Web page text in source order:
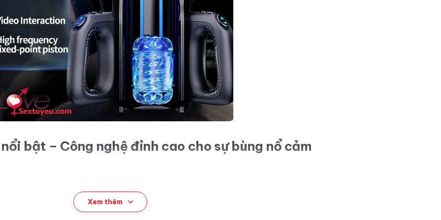
bật – Công nghệ đỉnh cao cho sự bùng nổ cảm
12cm từ trên xuống dưới sẽ ôm trọn và trượt đều dương vật, tạo cảm giác kích thích liên
Xem thêm